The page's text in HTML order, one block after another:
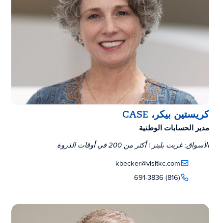
كريستين بيكر، CASE
مدير الحسابات الوطنية
الأسواق: غريت بلينز | أكثر من 200 في أوقات الذروة
kbecker@visitkc.com
(816) 691-3836